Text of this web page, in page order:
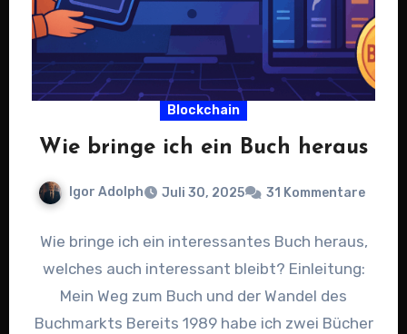
Blockchain
Wie bringe ich ein Buch heraus
Igor Adolph Juli 30, 2025 31 Kommentare
Wie bringe ich ein interessantes Buch heraus,
welches auch interessant bleibt? Einleitung:
Mein Weg zum Buch und der Wandel des
Buchmarkts Bereits 1989 habe ich zwei Bücher